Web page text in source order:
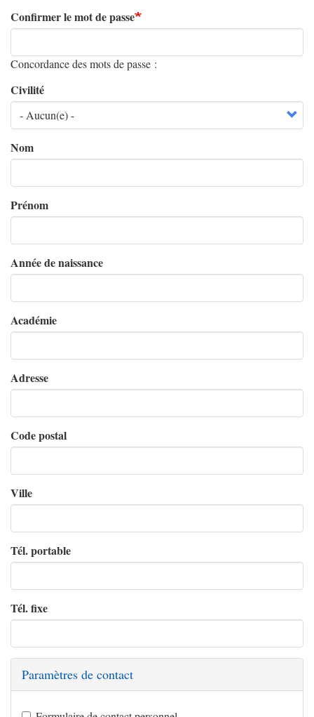
Confirmer le mot de passe
Concordance des mots de passe :
Civilité
Nom
Prénom
Année de naissance
Académie
Adresse
Code postal
Ville
Tél. portable
Tél. fixe
Paramètres de contact